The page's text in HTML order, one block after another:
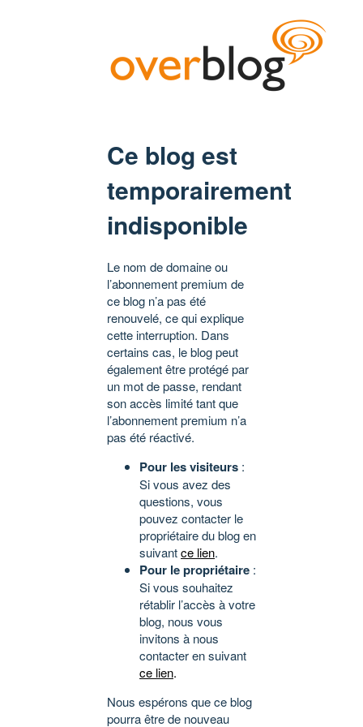
Ce blog est
temporairement
indisponible
Le nom de domaine ou
l’abonnement premium de
ce blog n’a pas été
renouvelé, ce qui explique
cette interruption. Dans
certains cas, le blog peut
également être protégé par
un mot de passe, rendant
son accès limité tant que
l’abonnement premium n’a
pas été réactivé.
Pour les visiteurs :
Si vous avez des
questions, vous
pouvez contacter le
propriétaire du blog en
suivantce lien.
Pour le propriétaire :
Si vous souhaitez
rétablir l’accès à votre
blog, nous vous
invitons à nous
contacter en suivant
ce lien.
Nous espérons que ce blog
pourra être de nouveau